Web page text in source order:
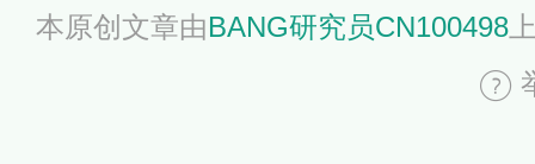
本原创文章由BANG研究员CN100498